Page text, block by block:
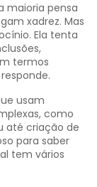
maioria pensa
xadrez. Mas
Ela tenta
termos
usam
como
até criação de
para saber
tem vários